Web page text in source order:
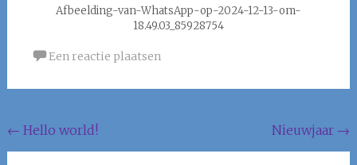
Afbeelding-van-WhatsApp-op-2024-12-13-om-
18.49.03_85928754
Een reactie plaatsen
Bericht
navigatie
← Hello world! Nieuwjaar →